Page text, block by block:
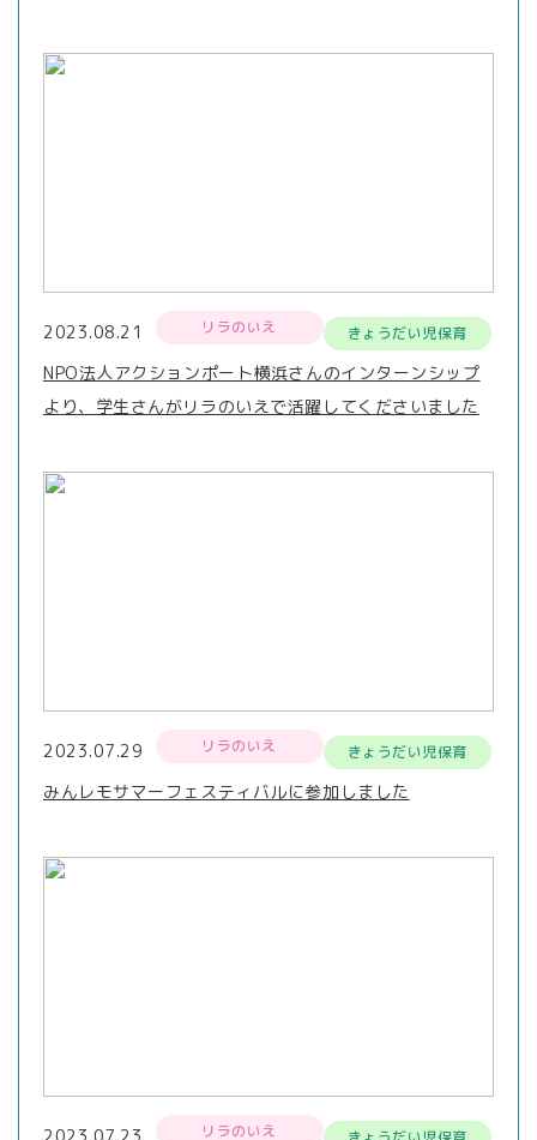
2023.08.21 リラのいえ きょうだい児保育
NPO法人アクションポート横浜さんのインターンシップ
より、学生さんがリラのいえで活躍してくださいました
2023.07.29 リラのいえ きょうだい児保育
みんレモサマーフェスティバルに参加しました
リラのいえ